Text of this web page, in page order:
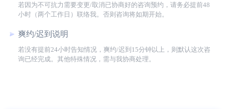
若因为不可抗力需要变更/取消已协商好的咨询预约，请务必提前48
小时（两个工作日）联络我。否则咨询将如期开始。
爽约/迟到说明
若没有提前24小时告知情况，爽约/迟到15分钟以上，则默认这次咨
询已经完成。其他特殊情况，需与我协商处理。